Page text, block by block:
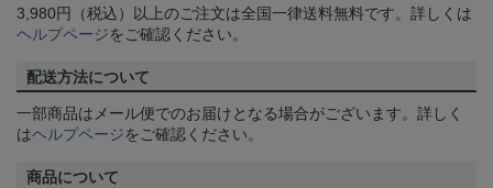
3,980円（税込）以上のご注文は全国一律送料無料です。詳しくは
ヘルプページをご確認ください。
配送方法について
一部商品はメール便でのお届けとなる場合がございます。詳しく
はヘルプページをご確認ください。
商品について